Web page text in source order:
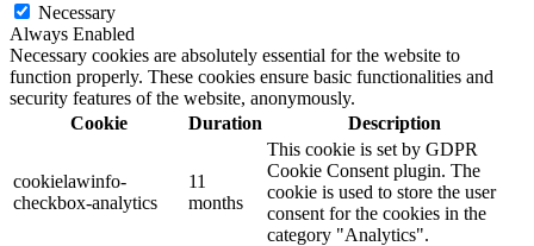
Necessary
Always Enabled
Necessary cookies are absolutely essential for the website to
function properly. These cookies ensure basic functionalities and
security features of the website, anonymously.
Cookie
Duration Description
cookielawinfo-
checkbox-analytics
11
months
This cookie is set by GDPR
Cookie Consent plugin. The
cookie is used to store the user
consent for the cookies in the
category "Analytics".